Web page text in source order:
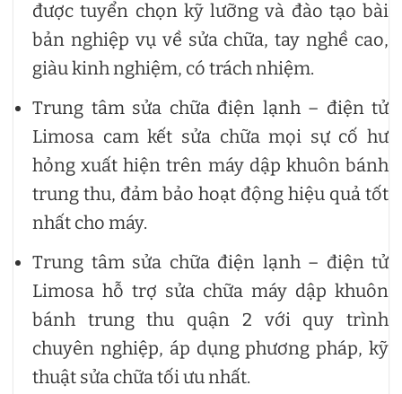
được tuyển chọn kỹ lưỡng và đào tạo bài
bản nghiệp vụ về sửa chữa, tay nghề cao,
giàu kinh nghiệm, có trách nhiệm.
Trung tâm sửa chữa điện lạnh – điện tử
Limosa cam kết sửa chữa mọi sự cố hư
hỏng xuất hiện trên máy dập khuôn bánh
trung thu, đảm bảo hoạt động hiệu quả tốt
nhất cho máy.
Trung tâm sửa chữa điện lạnh – điện tử
Limosa hỗ trợ sửa chữa máy dập khuôn
bánh trung thu quận 2 với quy trình
chuyên nghiệp, áp dụng phương pháp, kỹ
thuật sửa chữa tối ưu nhất.